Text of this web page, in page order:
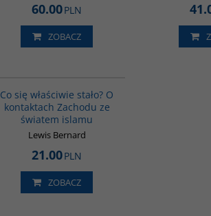
60.00PLN
ZOBACZ
Co się właściwie stało? O
kontaktach Zachodu ze
światem islamu
Lewis Bernard
21.00PLN
ZOBACZ